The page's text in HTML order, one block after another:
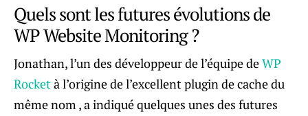
Quels sont les futures évolutions de
WP Website Monitoring ?
Jonathan, l’un des développeur de l’équipe deWP
Rocketà l’origine de l’excellent plugin de cache du
même nom , a indiqué quelques unes des futures